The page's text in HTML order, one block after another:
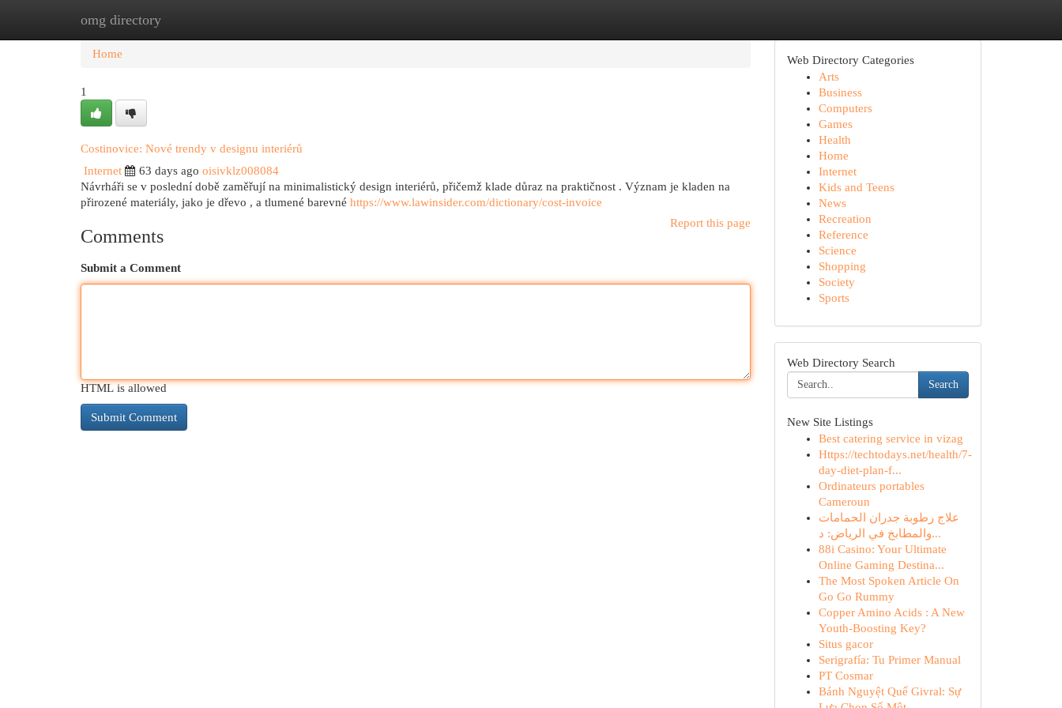
omg directory
Home New Site Listings
Home
1
Costinovice: Nové trendy v designu interiérů
Internet
63 days ago oisivklz008084
Návrháři se v poslední době zaměřují na minimalistický design interiérů, přičemž klade důraz na praktičnost . Význam je kladen na
přirozené materiály, jako je dřevo , a tlumené barevné https://www.lawinsider.com/dictionary/cost-invoice
Report this page
Comments
Submit a Comment
HTML is allowed
Web Directory Categories
Arts
Business
Computers
Games
Health
Home
Internet
Kids and Teens
News
Recreation
Reference
Science
Shopping
Society
Sports
Web Directory Search
Search
New Site Listings
Best catering service in vizag
Https://techtodays.net/health/7-
day-diet-plan-f...
Ordinateurs portables
Cameroun
علاج رطوبة جدران الحمامات
والمطابخ في الرياض: د...
88i Casino: Your Ultimate
Online Gaming Destina...
The Most Spoken Article On
Go Go Rummy
Copper Amino Acids : A New
Youth-Boosting Key?
Situs gacor
Serigrafía: Tu Primer Manual
PT Cosmar
Bánh Nguyệt Quế Givral: Sự